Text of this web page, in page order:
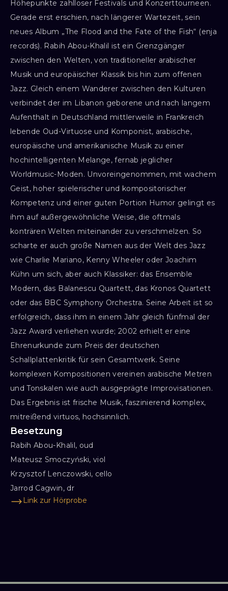
Höhepunkte zahlloser Festivals und Konzerttourneen.
Gerade erst erschien, nach längerer Wartezeit, sein
neues Album „The Flood and the Fate of the Fish“ (enja
records). Rabih Abou-Khalil ist ein Grenzgänger
zwischen den Welten, von traditioneller arabischer
Musik und europäischer Klassik bis hin zum offenen
Jazz. Gleich einem Wanderer zwischen den Kulturen
verbindet der im Libanon geborene und nach langem
Aufenthalt in Deutschland mittlerweile in Frankreich
lebende Oud-Virtuose und Komponist, arabische,
europäische und amerikanische Musik zu einer
hochintelligenten Melange, fernab jeglicher
Worldmusic-Moden. Unvoreingenommen, mit wachem
Geist, hoher spielerischer und kompositorischer
Kompetenz und einer guten Portion Humor gelingt es
ihm auf außergewöhnliche Weise, die oftmals
konträren Welten miteinander zu verschmelzen. So
scharte er auch große Namen aus der Welt des Jazz
wie Charlie Mariano, Kenny Wheeler oder Joachim
Kühn um sich, aber auch Klassiker: das Ensemble
Modern, das Balanescu Quartett, das Kronos Quartett
oder das BBC Symphony Orchestra. Seine Arbeit ist so
erfolgreich, dass ihm in einem Jahr gleich fünfmal der
Jazz Award verliehen wurde; 2002 erhielt er eine
Ehrenurkunde zum Preis der deutschen
Schallplattenkritik für sein Gesamtwerk. Seine
komplexen Kompositionen vereinen arabische Metren
und Tonskalen wie auch ausgeprägte Improvisationen.
Das Ergebnis ist frische Musik, faszinierend komplex,
mitreißend virtuos, hochsinnlich.
Besetzung
Rabih Abou-Khalil, oud
Mateusz Smoczyński, viol
Krzysztof Lenczowski, cello
Jarrod Cagwin, dr
Link zur Hörprobe